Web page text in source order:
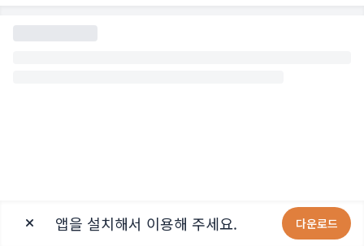
앱을 설치해서 이용해 주세요. 다운로드